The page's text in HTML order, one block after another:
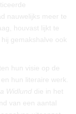
nauwelijks meer te
houvast lijkt te
gemakshalve ook
hun visie op de
hun literaire werk.
Widlund die in het
van een aantal